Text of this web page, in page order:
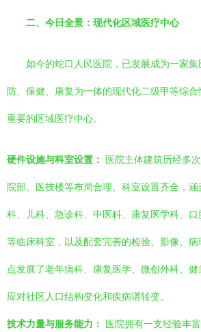
二、今日全景：现代化区域医疗中心
如今的蛇口人民医院，已发展成为一家
防、保健、康复为一体的现代化二级甲等综
重要的区域医疗中心。
硬件设施与科室设置： 医院主体建筑历经多
院部、医技楼等布局合理。科室设置齐全，
科、儿科、急诊科、中医科、康复医学科、
等临床科室，以及配套完善的检验、影像、
点发展了老年病科、康复医学、微创外科、
应对社区人口结构变化和疾病谱转变。
技术力量与服务能力： 医院拥有一支经验丰